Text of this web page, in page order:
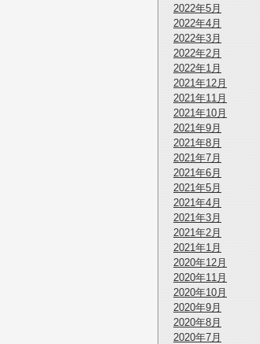
2022年5月
2022年4月
2022年3月
2022年2月
2022年1月
2021年12月
2021年11月
2021年10月
2021年9月
2021年8月
2021年7月
2021年6月
2021年5月
2021年4月
2021年3月
2021年2月
2021年1月
2020年12月
2020年11月
2020年10月
2020年9月
2020年8月
2020年7月